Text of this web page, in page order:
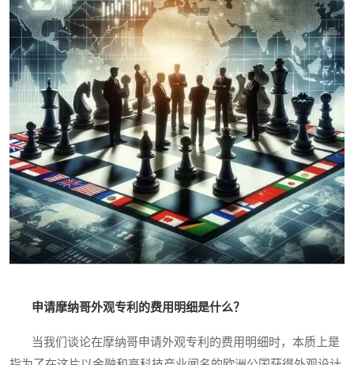
申请摩纳哥外观专利的费用明细是什么？
当我们谈论在摩纳哥申请外观专利的费用明细时，本质上是